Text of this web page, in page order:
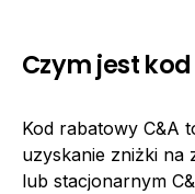
Czym jest
Kod rabatowy C&A
uzyskanie zniżki na
lub stacjonarnym